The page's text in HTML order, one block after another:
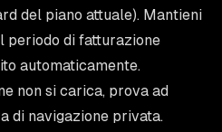
del piano attuale). Mantieni
periodo di fatturazione
automaticamente.
non si carica, prova ad
di navigazione privata.